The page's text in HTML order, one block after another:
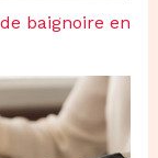
baignoire en